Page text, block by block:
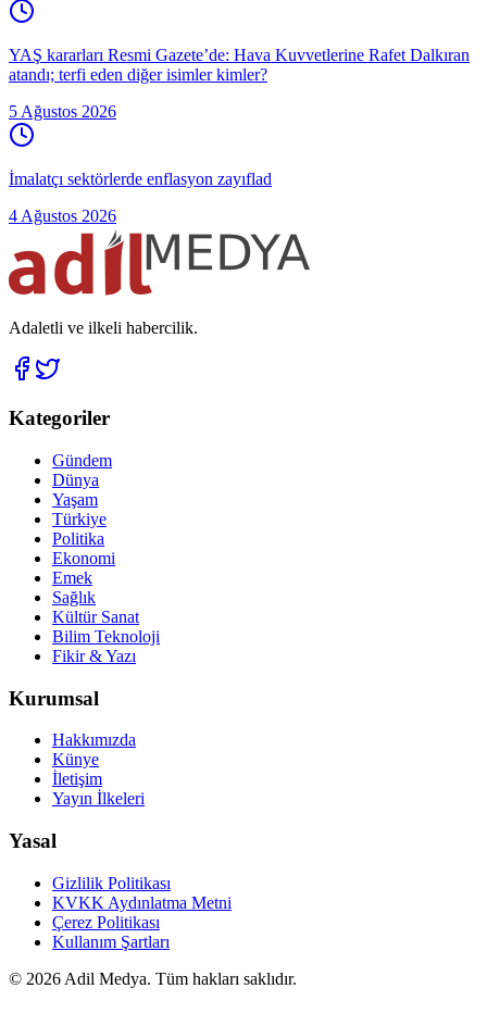
YAŞ kararları Resmi Gazete’de: Hava Kuvvetlerine Rafet Dalkıran
atandı; terfi eden diğer isimler kimler?
5 Ağustos 2026
İmalatçı sektörlerde enflasyon zayıflad
4 Ağustos 2026
Adaletli ve ilkeli habercilik.
Kategoriler
Gündem
Dünya
Yaşam
Türkiye
Politika
Ekonomi
Emek
Sağlık
Kültür Sanat
Bilim Teknoloji
Fikir & Yazı
Kurumsal
Hakkımızda
Künye
İletişim
Yayın İlkeleri
Yasal
Gizlilik Politikası
KVKK Aydınlatma Metni
Çerez Politikası
Kullanım Şartları
© 2026 Adil Medya. Tüm hakları saklıdır.